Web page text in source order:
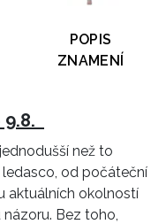
POPIS
ZNAMENÍ
než to
od počáteční
aktuálních okolností
Bez toho,